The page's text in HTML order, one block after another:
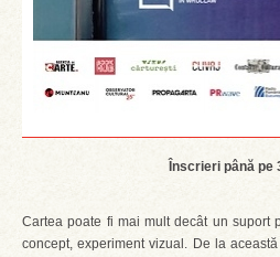
Înscrieri până pe
Cartea poate fi mai mult decât un suport
concept, experiment vizual. De la